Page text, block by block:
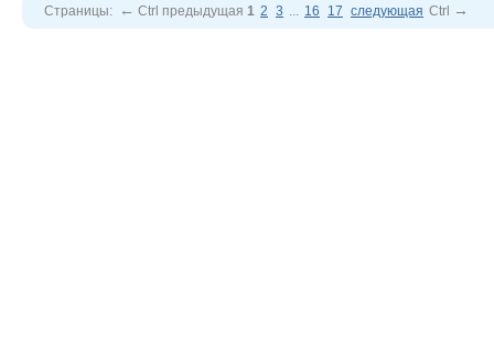
Страницы: ← Ctrl предыдущая 1 2 3 ... 16 17 следующая Ctrl →